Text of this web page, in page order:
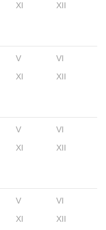
XI XII
V
VI
XI XII
V
VI
XI XII
V
VI
XI XII